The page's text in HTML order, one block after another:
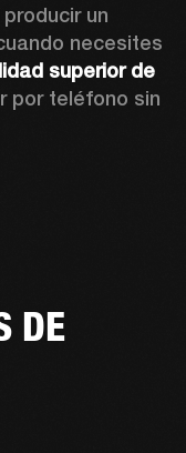
un
necesites
superior de
por teléfono sin
DE